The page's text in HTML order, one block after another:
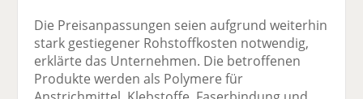
Die Preisanpassungen seien aufgrund weiterhin
stark gestiegener Rohstoffkosten notwendig,
erklärte das Unternehmen. Die betroffenen
Produkte werden als Polymere für